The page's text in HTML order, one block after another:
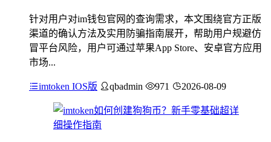
针对用户对im钱包官网的查询需求，本文围绕官方正版
渠道的确认方法及实用防骗指南展开，帮助用户规避仿
冒平台风险，用户可通过苹果App Store、安卓官方应用
市场...
imtoken IOS版 qbadmin 971 2026-08-09